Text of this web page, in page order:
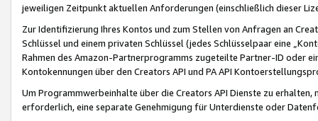
jeweiligen Zeitpunkt aktuellen Anforderungen (einschließlich dieser
Zur Identifizierung Ihres Kontos und zum Stellen von Anfragen an
Schlüssel und einem privaten Schlüssel (jedes Schlüsselpaar eine
Rahmen des Amazon-Partnerprogramms zugeteilte Partner-ID oder
Kontokennungen über den Creators API und PA API
Um Programmwerbeinhalte über die Creators API Dienste zu
erforderlich, eine separate Genehmigung für Unterdienste oder